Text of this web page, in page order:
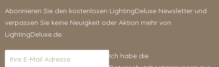
Abonnieren Sie den kostenlosen LightingDeluxe Newsletter und
verpassen Sie keine Neuigkeit oder Aktion mehr von
LightingDeluxe.de.
Ich habe die